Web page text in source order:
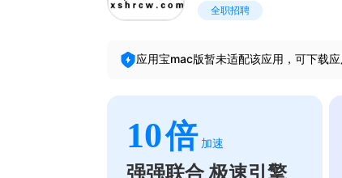
全职招聘
应用宝mac版暂未适配该应用，可下载
10倍 加速
强强联合 极速引擎